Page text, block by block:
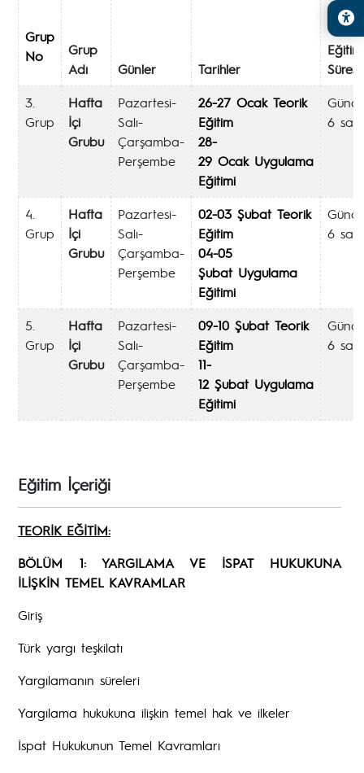
Grup
No
Grup
Adı
Günler Tarihler
Eğitim
Süresi
3.
Grup
Hafta
İçi
Grubu
Pazartesi-
Salı-
Çarşamba-
Perşembe
26-27 Ocak Teorik
Eğitim
28-
29 Ocak Uygulama
Eğitimi
6
4.
Grup
Hafta
İçi
Grubu
Pazartesi-
Salı-
Çarşamba-
Perşembe
02-03 Şubat Teorik
Eğitim
04-05
Şubat Uygulama
Eğitimi
6
5.
Grup
Hafta
İçi
Grubu
Pazartesi-
Salı-
Çarşamba-
Perşembe
09-10 Şubat Teorik
Eğitim
11-
12 Şubat Uygulama
Eğitimi
6
Eğitim İçeriği
TEORİK EĞİTİM:
BÖLÜM 1: YARGILAMA VE İSPAT HUKUKUNA
İLİŞKİN TEMEL KAVRAMLAR
Giriş
Türk yargı teşkilatı
Yargılamanın süreleri
Yargılama hukukuna ilişkin temel hak ve ilkeler
İspat Hukukunun Temel Kavramları